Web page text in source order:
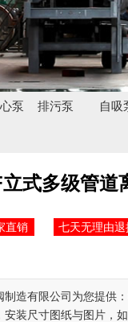
泵 排污泵 自吸
式多级管道
直销 七天无理由退
制造有限公司为您提供
安装尺寸图纸与图片，